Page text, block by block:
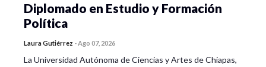
Diplomado en Estudio y Formación
Política
Laura Gutiérrez -Ago 07, 2026
La Universidad Autónoma de Ciencias y Artes de Chiapas,